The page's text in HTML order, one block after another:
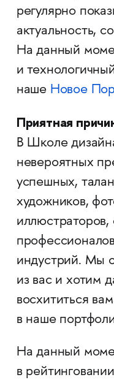
регулярно
актуальность,
На данный
и
наше Новое
Приятная
В Школе
невероятных
успешных,
художников,
иллюстраторов,
индустрий. Мы
из вас и хотим
восхититься
в наше
На данный
в